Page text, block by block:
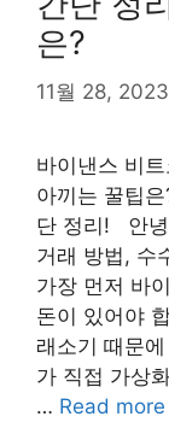
은?
11월 28, 2023
바이낸스 비
아끼는 꿀팁
단 정리! 안녕
거래 방법, 수
가장 먼저 바
돈이 있어야
래소기 때문
가 직접 가상
… Read more